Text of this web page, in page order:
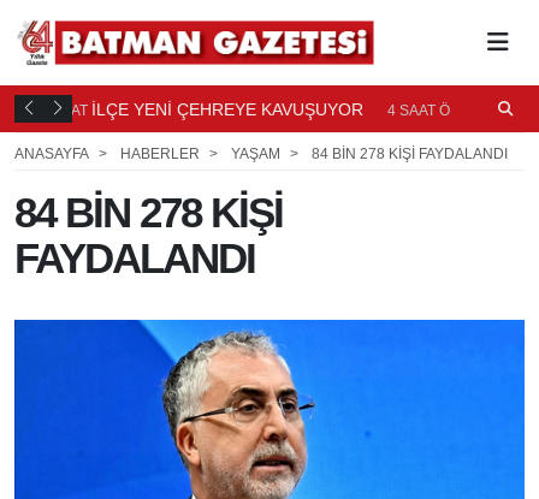
4 SAAT İLÇE YENİ ÇEHREYE KAVUŞUYOR 4 SAAT ÖNCE
ANASAYFA
HABERLER YAŞAM 84 BİN 278 KİŞİ FAYDALANDI
84 BİN 278 KİŞİ
FAYDALANDI